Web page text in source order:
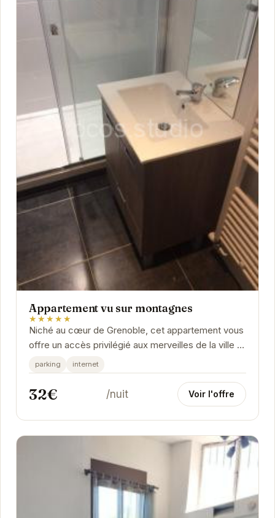
Appartement vu sur montagnes
★★★★★
Niché au cœur de Grenoble, cet appartement vous
offre un accès privilégié aux merveilles de la ville et
de ses environs.
parking internet
32€ /nuit Voir l'offre